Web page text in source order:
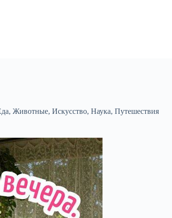
, Животные, Искусство, Наука, Путешествия